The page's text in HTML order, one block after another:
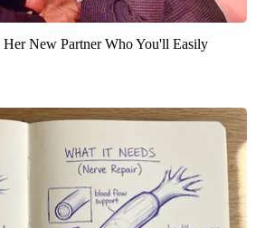
Her New Partner Who You'll Easily